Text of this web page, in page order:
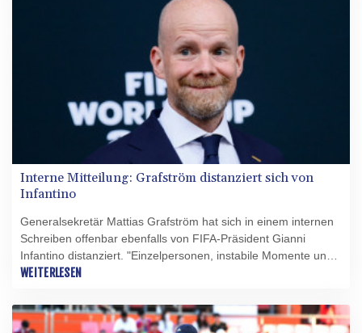
Minuten/FDJ United-Suez) und Cédrine Kerbaol (+0:54/EF
Education-Oatly) aus Frankreich an.
Interne Mitteilung: Grafström distanziert sich von
Infantino
Generalsekretär Mattias Grafström hat sich in einem internen
Schreiben offenbar ebenfalls von FIFA-Präsident Gianni
Infantino distanziert. "Einzelpersonen, instabile Momente und
unglückliche Vorfälle kommen und gehen", schrieb Grafström
Mail an Mitarbeiter des Weltverbandes: "Die Institution, ihre
Mission und ihre Verantwortung gegenüber dem Weltfußball
WEITERLESEN